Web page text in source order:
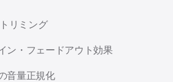
リミング
ン・フェードアウト効果
音量正規化